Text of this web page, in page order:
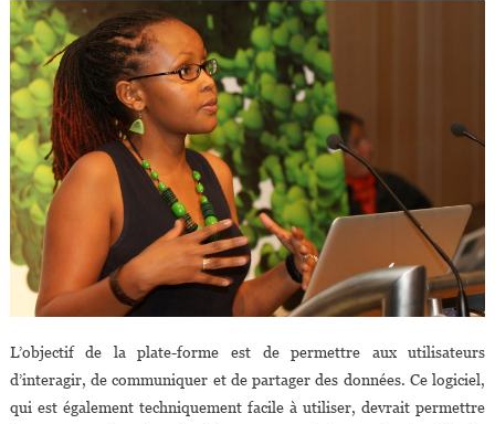
L’objectif de la plate-forme est de permettre aux utilisateurs
d’interagir, de communiquer et de partager des données. Ce logiciel,
qui est également techniquement facile à utiliser, devrait permettre